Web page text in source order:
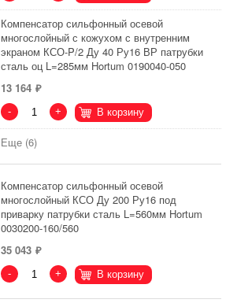
Компенсатор сильфонный осевой
многослойный с кожухом с внутренним
экраном КСО-P/2 Ду 40 Ру16 ВР патрубки
сталь оц L=285мм Hortum 0190040-050
13 164
- + В корзину
Еще (6)
Компенсатор сильфонный осевой
многослойный КСО Ду 200 Ру16 под
приварку патрубки сталь L=560мм Hortum
0030200-160/560
35 043
- + В корзину